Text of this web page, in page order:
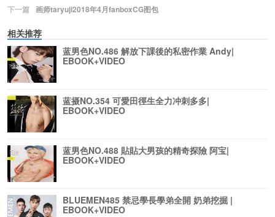
下一篇 画师taryuji2018年4月fanboxCG图包
相关推荐
蓝男色NO.486 解放下課後的私密作業 Andy|
EBOOK+VIDEO
蓝摄NO.354 可愛田徑生全力冲刺多多|
EBOOK+VIDEO
蓝男色NO.488 貼貼大男孩的精奇探險 阿宝|
EBOOK+VIDEO
BLUEMEN485 禁忌學長學弟全開 奶弟挖掘 |
EBOOK+VIDEO